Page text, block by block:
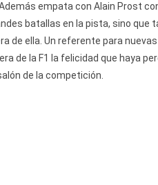
empata con Alain Prost
batallas en la pista, sino que
de ella. Un referente para
de la F1 la felicidad que haya
de la competición.